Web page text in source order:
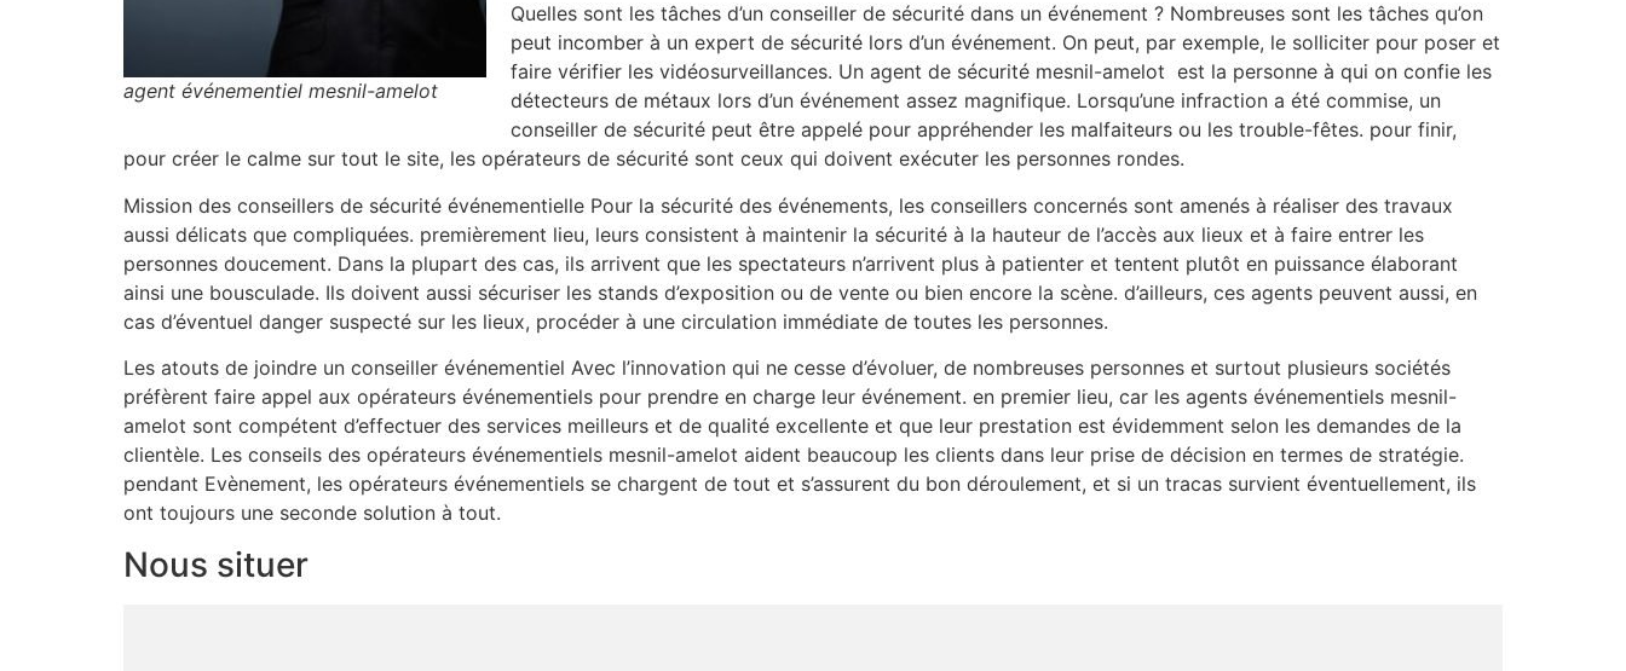
agent événementiel mesnil-amelot
Quelles sont les tâches d’un conseiller de sécurité dans un événement ? Nombreuses sont les tâches qu’on
peut incomber à un expert de sécurité lors d’un événement. On peut, par exemple, le solliciter pour poser et
faire vérifier les vidéosurveillances. Un agent de sécurité mesnil-amelot est la personne à qui on confie les
détecteurs de métaux lors d’un événement assez magnifique. Lorsqu’une infraction a été commise, un
conseiller de sécurité peut être appelé pour appréhender les malfaiteurs ou les trouble-fêtes. pour finir,
pour créer le calme sur tout le site, les opérateurs de sécurité sont ceux qui doivent exécuter les personnes rondes.
Mission des conseillers de sécurité événementielle Pour la sécurité des événements, les conseillers concernés sont amenés à réaliser des travaux
aussi délicats que compliquées. premièrement lieu, leurs consistent à maintenir la sécurité à la hauteur de l’accès aux lieux et à faire entrer les
personnes doucement. Dans la plupart des cas, ils arrivent que les spectateurs n’arrivent plus à patienter et tentent plutôt en puissance élaborant
ainsi une bousculade. Ils doivent aussi sécuriser les stands d’exposition ou de vente ou bien encore la scène. d’ailleurs, ces agents peuvent aussi, en
cas d’éventuel danger suspecté sur les lieux, procéder à une circulation immédiate de toutes les personnes.
Les atouts de joindre un conseiller événementiel Avec l’innovation qui ne cesse d’évoluer, de nombreuses personnes et surtout plusieurs sociétés
préfèrent faire appel aux opérateurs événementiels pour prendre en charge leur événement. en premier lieu, car les agents événementiels mesnil-
amelot sont compétent d’effectuer des services meilleurs et de qualité excellente et que leur prestation est évidemment selon les demandes de la
clientèle. Les conseils des opérateurs événementiels mesnil-amelot aident beaucoup les clients dans leur prise de décision en termes de stratégie.
pendant Evènement, les opérateurs événementiels se chargent de tout et s’assurent du bon déroulement, et si un tracas survient éventuellement, ils
ont toujours une seconde solution à tout.
Nous situer